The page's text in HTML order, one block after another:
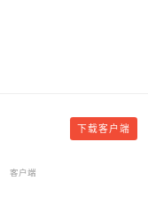
下载客户端
客户端